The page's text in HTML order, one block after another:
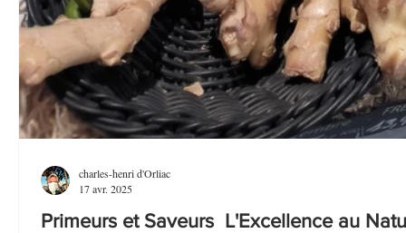
Primeurs et Saveurs L'Excellence au
charles-henri d'Orliac
17 avr. 2025